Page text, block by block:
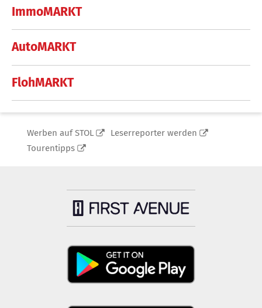
ImmoMARKT
AutoMARKT
FlohMARKT
Werben auf STOL
Leserreporter werden
Tourentipps